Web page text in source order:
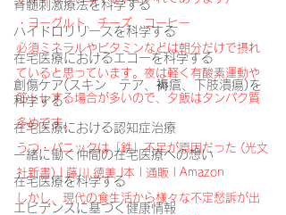
脊髄刺激療法を科学する
ハイドロリリースを科学する
在宅医療におけるエコーを科学する
創傷ケア(スキン テア、褥瘡、下肢潰瘍)を
科学する
在宅医療における認知症治療
一緒に働く仲間の在宅医療への想い
在宅医療を科学する
エビデンスに基づく健康情報
・ヨーグルト、チーズ、コーヒー
必須ミネラルやビタミンなどは朝分だけで摂れ
ていると思っています。夜は軽く有酸素運動や
筋トレする場合が多いので、夕飯はタンパク質
多めです。
うつ・パニックは「鉄」不足が原因だった (光文
社新書) | 藤川 徳美 |本 | 通販 | Amazon
しかし、現代の食生活から様々な不定愁訴が出